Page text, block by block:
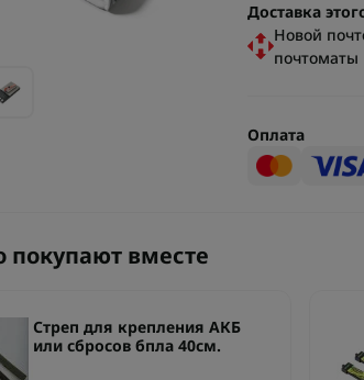
Доставка
Новой
почтоматы
Оплата
покупают вместе
Стреп для крепления АКБ
или сбросов бпла 40см.